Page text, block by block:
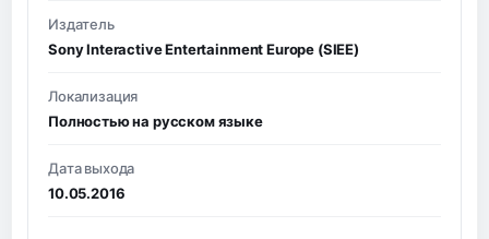
Издатель
Sony Interactive Entertainment Europe (SIEE)
Локализация
Полностью на русском языке
Дата выхода
10.05.2016